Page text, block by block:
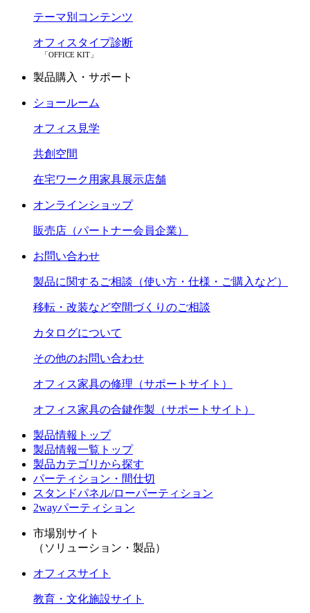
テーマ別コンテンツ
オフィスタイプ診断
「OFFICE KIT」
製品購入・サポート
ショールーム
オフィス見学
共創空間
在宅ワーク用家具展示店舗
オンラインショップ
販売店（パートナー会員企業）
お問い合わせ
製品に関するご相談（使い方・仕様・ご購入など）
移転・改装など空間づくりのご相談
カタログについて
その他のお問い合わせ
オフィス家具の修理（サポートサイト）
オフィス家具の合鍵作製（サポートサイト）
製品情報トップ
製品情報一覧トップ
製品カテゴリから探す
パーティション・間仕切
スタンドパネル/ローパーティション
2wayパーティション
市場別サイト
（ソリューション・製品）
オフィスサイト
教育・文化施設サイト